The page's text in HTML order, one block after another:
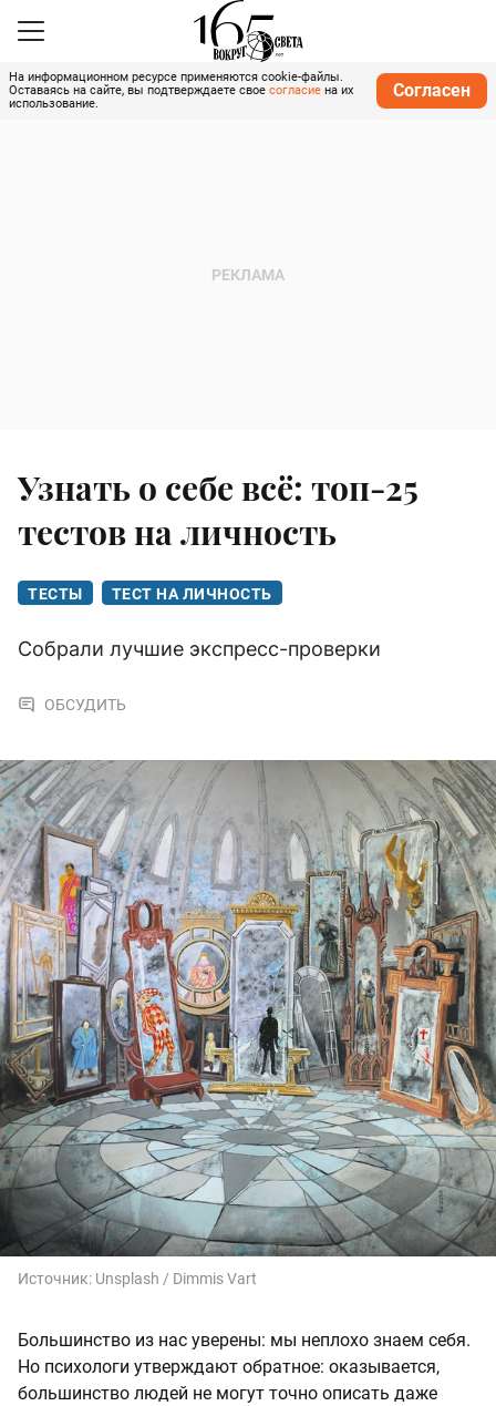
На информационном ресурсе применяются cookie-файлы.
Оставаясь на сайте, вы подтверждаете свое согласие на их
использование.
Согласен
Узнать о себе всё: топ-25
тестов на личность
ТЕСТЫ ТЕСТ НА ЛИЧНОСТЬ
Собрали лучшие экспресс-проверки
ОБСУДИТЬ
Источник: Unsplash / Dimmis Vart
Большинство из нас уверены: мы неплохо знаем себя.
Но психологи утверждают обратное: оказывается,
большинство людей не могут точно описать даже